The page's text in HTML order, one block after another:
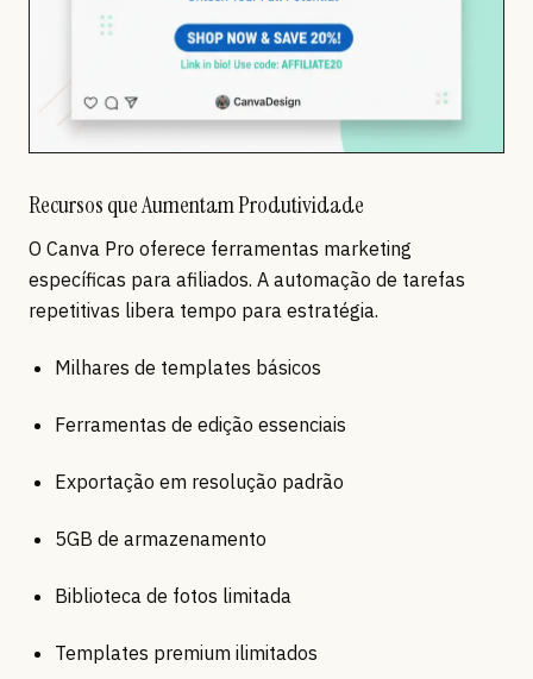
Recursos que Aumentam Produtividade
O Canva Pro oferece ferramentas marketing
específicas para afiliados. A automação de tarefas
repetitivas libera tempo para estratégia.
Milhares de templates básicos
Ferramentas de edição essenciais
Exportação em resolução padrão
5GB de armazenamento
Biblioteca de fotos limitada
Templates premium ilimitados